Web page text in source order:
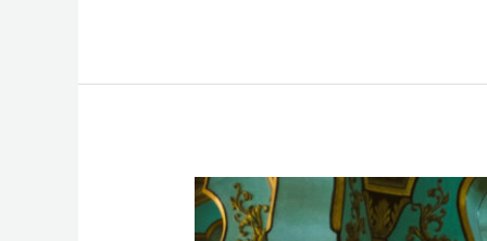
Visit
sagittis